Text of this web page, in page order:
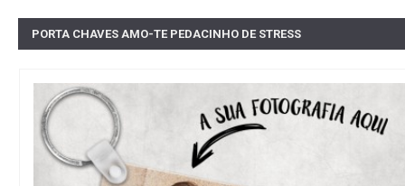
PORTA CHAVES AMO-TE PEDACINHO DE STRESS